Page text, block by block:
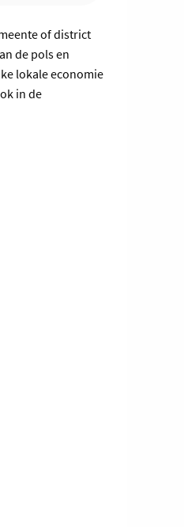
of district
de pols en
lokale economie
in de